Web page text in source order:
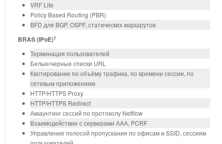
VRF Lite
Policy Based Routing (PBR)
BFD для BGP, OSPF, статических маршрутов
BRAS (IPoE)1
Терминация пользователей
Белые/черные списки URL
Квотирование по объёму трафика, по времени сессии, по
сетевым приложениям
HTTP/HTTPS Proxy
HTTP/HTTPS Redirect
Аккаунтинг сессий по протоколу Netflow
Взаимодействие с серверами ААА, PCRF
Управление полосой пропускания по офисам и SSID, сессиям